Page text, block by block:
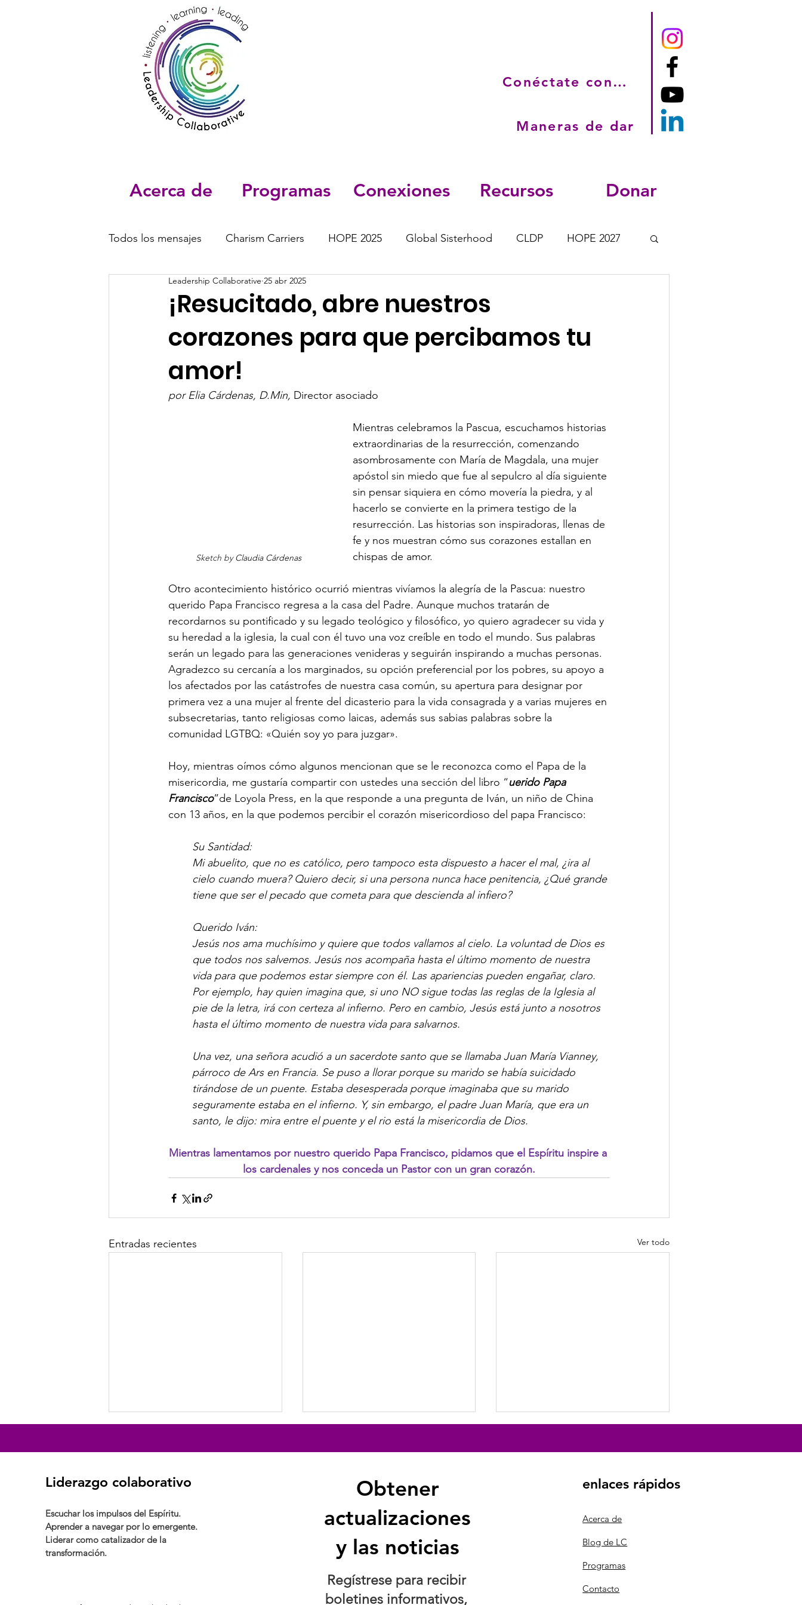
Conéctate con nosotros
Maneras de dar
Acerca de Programas Conexiones Recursos Donar
Todos los mensajes Charism Carriers HOPE 2025 Global Sisterhood CLDP HOPE 2027
¡Resucitado, abre nuestros
corazones para que percibamos tu
amor!
Leadership Collaborative 25 abr 2025
por Elia Cárdenas, D.Min, Director asociado
Sketch by Claudia Cárdenas
Mientras celebramos la Pascua, escuchamos historias
extraordinarias de la resurrección, comenzando
asombrosamente con María de Magdala, una mujer
apóstol sin miedo que fue al sepulcro al día siguiente
sin pensar siquiera en cómo movería la piedra, y al
hacerlo se convierte en la primera testigo de la
resurrección. Las historias son inspiradoras, llenas de
fe y nos muestran cómo sus corazones estallan en
chispas de amor.
Otro acontecimiento histórico ocurrió mientras vivíamos la alegría de la Pascua: nuestro
querido Papa Francisco regresa a la casa del Padre. Aunque muchos tratarán de
recordarnos su pontificado y su legado teológico y filosófico, yo quiero agradecer su vida y
su heredad a la iglesia, la cual con él tuvo una voz creíble en todo el mundo. Sus palabras
serán un legado para las generaciones venideras y seguirán inspirando a muchas personas.
Agradezco su cercanía a los marginados, su opción preferencial por los pobres, su apoyo a
los afectados por las catástrofes de nuestra casa común, su apertura para designar por
primera vez a una mujer al frente del dicasterio para la vida consagrada y a varias mujeres en
subsecretarias, tanto religiosas como laicas, además sus sabias palabras sobre la
comunidad LGTBQ: «Quién soy yo para juzgar».
Hoy, mientras oímos cómo algunos mencionan que se le reconozca como el Papa de la
misericordia, me gustaría compartir con ustedes una sección del libro “uerido Papa
Francisco”de Loyola Press, en la que responde a una pregunta de Iván, un niño de China
con 13 años, en la que podemos percibir el corazón misericordioso del papa Francisco:
Su Santidad:
Mi abuelito, que no es católico, pero tampoco esta dispuesto a hacer el mal, ¿ira al
cielo cuando muera? Quiero decir, si una persona nunca hace penitencia, ¿Qué grande
tiene que ser el pecado que cometa para que descienda al infiero?
Querido Iván:
Jesús nos ama muchísimo y quiere que todos vallamos al cielo. La voluntad de Dios es
que todos nos salvemos. Jesús nos acompaña hasta el último momento de nuestra
vida para que podemos estar siempre con él. Las apariencias pueden engañar, claro.
Por ejemplo, hay quien imagina que, si uno NO sigue todas las reglas de la Iglesia al
pie de la letra, irá con certeza al infierno. Pero en cambio, Jesús está junto a nosotros
hasta el último momento de nuestra vida para salvarnos.
Una vez, una señora acudió a un sacerdote santo que se llamaba Juan María Vianney,
párroco de Ars en Francia. Se puso a llorar porque su marido se había suicidado
tirándose de un puente. Estaba desesperada porque imaginaba que su marido
seguramente estaba en el infierno. Y, sin embargo, el padre Juan María, que era un
santo, le dijo: mira entre el puente y el rio está la misericordia de Dios.
Mientras lamentamos por nuestro querido Papa Francisco, pidamos que el Espíritu inspire a
los cardenales y nos conceda un Pastor con un gran corazón.
Entradas recientes Ver todo
Conversión hacia una
continua transformación
transformación?
Liderazgo colaborativo
Escuchar los impulsos del Espíritu.
Aprender a navegar por lo emergente.
Liderar como catalizador de la
transformación.
Obtener
actualizaciones
y las noticias
Regístrese para recibir
boletines informativos,
enlaces rápidos
Acerca de
Blog de LC
Programas
Contacto